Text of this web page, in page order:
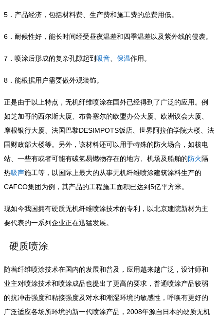
5 ．产品经济，包括材料费、生产费和施工费的总费用低。
6 ．耐候性好，能长时间经受昼夜温差和四季温差以及紫外线的侵袭。
7 ．喷涂后形成的复杂孔隙起到 吸音 保温作用。
8 ．能根据用户需要做外观装饰。
正是由于以上特点，无机纤维喷涂在国外已经得到了广泛的应用。例
如芝加哥的西尔斯大厦、布鲁塞尔的欧盟办公大厦、欧洲议会大厦、
摩根银行大厦、法国巴黎DESIMPOTS饭店、世界阿拉伯学院大楼、法
国财政部大楼等。另外，该材料还可以用于特殊的防火场合，如核电
站、一些有或者可能有碳氢易燃物存在的地方、机场及船舶的防火 隔
热吸声施工等，以国际上最大的从事无机纤维喷涂建筑涂料生产的
CAFCO集团为例，其产品的工程施工面积已达到 5亿平方米。
现如今我国拥有硬质无机纤维喷涂技术的专利，以北京建院新材为主
要代表的一系列企业正在迅猛发展。
硬质喷涂
随着纤维喷涂技术在国内的发展和普及，应用越来越广泛，设计师和
业主对喷涂技术和喷涂成品也提出了更高的要求，普通喷涂产品较弱
的抗冲击强度和粘接强度及对水和潮湿环境的敏感性，呼唤有更好的
广泛适应各场所环境的新一代喷涂产品， 2008年源自日本的硬质无机